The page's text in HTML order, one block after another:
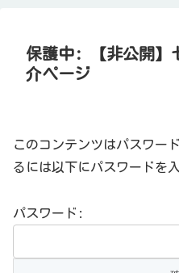
保護中: 【非公開】
介ページ
このコンテンツはパスワー
るには以下にパスワードを
パスワード: